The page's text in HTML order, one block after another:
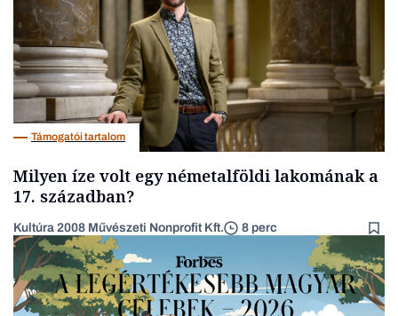
Támogatói tartalom
Milyen íze volt egy németalföldi lakomának a
17. században?
Kultúra 2008 Művészeti Nonprofit Kft. 8 perc